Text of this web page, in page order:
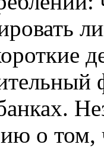
о том,